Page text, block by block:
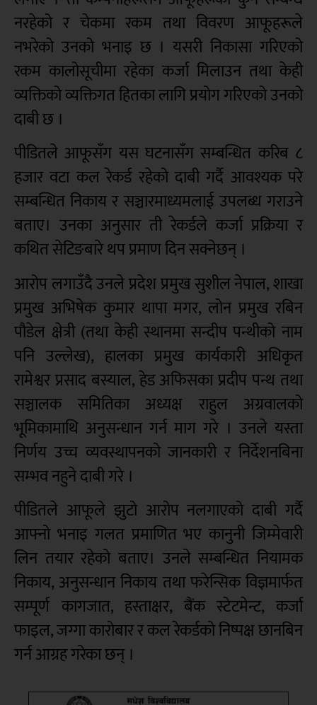
नरहेको र चेकमा रकम तथा विवरण आफूहरूले
नभरेको उनको भनाइ छ । यसरी निकासा गरिएको
रकम कालोसूचीमा रहेका कर्जा मिलाउन तथा केही
व्यक्तिको व्यक्तिगत हितका लागि प्रयोग गरिएको उनको
दाबी छ ।
पीडितले आफूसँग यस घटनासँग सम्बन्धित करिब ८
हजार वटा कल रेकर्ड रहेको दाबी गर्दै आवश्यक परे
सम्बन्धित निकाय र सञ्चारमाध्यमलाई उपलब्ध गराउने
बताए। उनका अनुसार ती रेकर्डले कर्जा प्रक्रिया र
कथित सेटिङबारे थप प्रमाण दिन सक्नेछन् ।
आरोप लगाउँदै उनले प्रदेश प्रमुख सुशील नेपाल, शाखा
प्रमुख अभिषेक कुमार थापा मगर, लोन प्रमुख रबिन
पौडेल क्षेत्री (तथा केही स्थानमा सन्दीप पन्थीको नाम
पनि उल्लेख), हालका प्रमुख कार्यकारी अधिकृत
रामेश्वर प्रसाद बस्याल, हेड अफिसका प्रदीप पन्थ तथा
सञ्चालक समितिका अध्यक्ष राहुल अग्रवालको
भूमिकामाथि अनुसन्धान गर्न माग गरे । उनले यस्ता
निर्णय उच्च व्यवस्थापनको जानकारी र निर्देशनबिना
सम्भव नहुने दाबी गरे ।
पीडितले आफूले झुटो आरोप नलगाएको दाबी गर्दै
आफ्नो भनाइ गलत प्रमाणित भए कानुनी जिम्मेवारी
लिन तयार रहेको बताए। उनले सम्बन्धित नियामक
निकाय, अनुसन्धान निकाय तथा फरेन्सिक विज्ञमार्फत
सम्पूर्ण कागजात, हस्ताक्षर, बैंक स्टेटमेन्ट, कर्जा
फाइल, जग्गा कारोबार र कल रेकर्डको निष्पक्ष छानबिन
गर्न आग्रह गरेका छन् ।